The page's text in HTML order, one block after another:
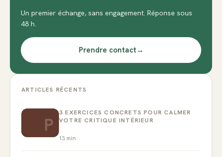
Un premier échange, sans engagement. Réponse sous
48 h.
Prendre contact→
ARTICLES RÉCENTS
P
3 EXERCICES CONCRETS POUR CALMER
VOTRE CRITIQUE INTÉRIEUR
13 min